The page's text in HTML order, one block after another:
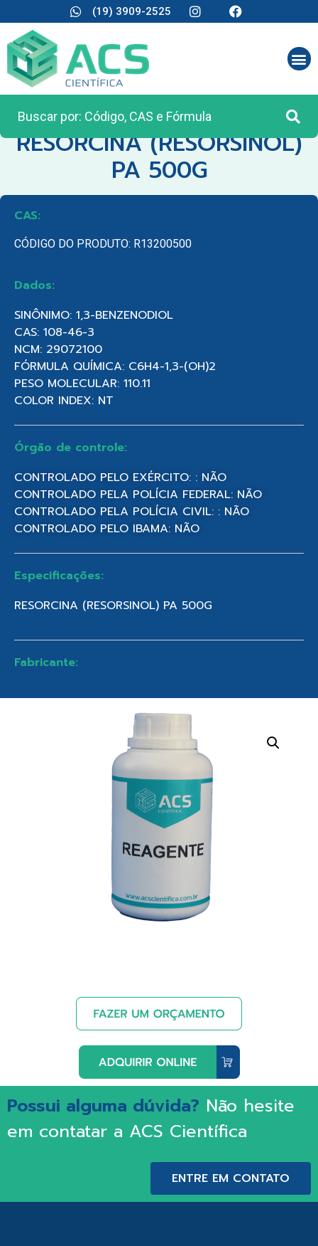
(19) 3909-2525
CATEGORIA:REAGENTES ANALÍTICOS
RESORCINA (RESORSINOL)
PA 500G
CAS:
CÓDIGO DO PRODUTO: R13200500
Dados:
SINÔNIMO: 1,3-BENZENODIOL
CAS: 108-46-3
NCM: 29072100
FÓRMULA QUÍMICA: C6H4-1,3-(OH)2
PESO MOLECULAR: 110.11
COLOR INDEX: NT
Órgão de controle:
CONTROLADO PELO EXÉRCITO: : NÃO
CONTROLADO PELA POLÍCIA FEDERAL: NÃO
CONTROLADO PELA POLÍCIA CIVIL: : NÃO
CONTROLADO PELO IBAMA: NÃO
Especificações:
RESORCINA (RESORSINOL) PA 500G
Fabricante:
Possui alguma dúvida? Não hesite
em contatar a ACS Científica
ENTRE EM CONTATO